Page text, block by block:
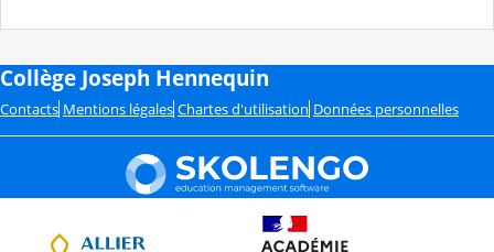
Collège Joseph Hennequin
Contacts Mentions légales Chartes d'utilisation Données personnelles